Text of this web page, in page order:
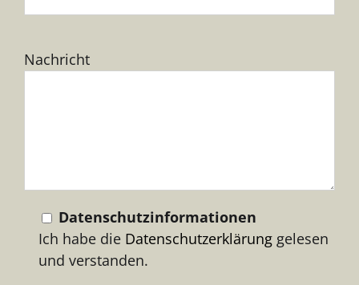
lasse
Nachricht
Datenschutzinformationen
Ich habe die Datenschutzerklärung gelesen
und verstanden.